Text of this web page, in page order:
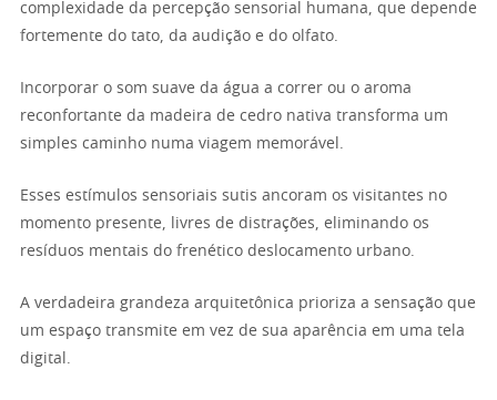
complexidade da percepção sensorial humana, que depende
fortemente do tato, da audição e do olfato.
Incorporar o som suave da água a correr ou o aroma
reconfortante da madeira de cedro nativa transforma um
simples caminho numa viagem memorável.
Esses estímulos sensoriais sutis ancoram os visitantes no
momento presente, livres de distrações, eliminando os
resíduos mentais do frenético deslocamento urbano.
A verdadeira grandeza arquitetônica prioriza a sensação que
um espaço transmite em vez de sua aparência em uma tela
digital.